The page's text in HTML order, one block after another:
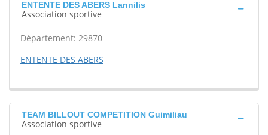
ENTENTE DES ABERS Lannilis
Association sportive
Département: 29870
ENTENTE DES ABERS
TEAM BILLOUT COMPETITION Guimiliau
Association sportive